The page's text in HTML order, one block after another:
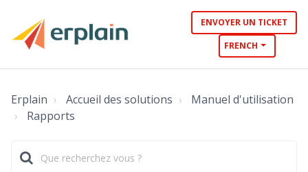
ENVOYER UN TICKET
FRENCH
Erplain Accueil des solutions
Manuel d'utilisation
Rapports